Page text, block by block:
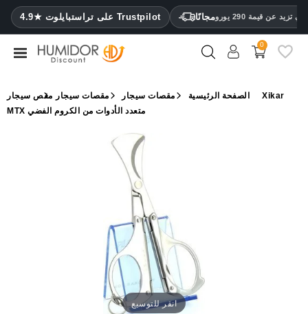
4.9★ على تراستبايلوت Trustpilot مجانًا عن قيمة 290 يورو CATEGORY
مرطب
خزائن
ترطيب
0
الصفحة الرئيسية مقصات سيجار مقصات سيجار مقص سيجار Xikar
MTX متعدد الأدوات من الكروم الفضي
انقر للتوسيع